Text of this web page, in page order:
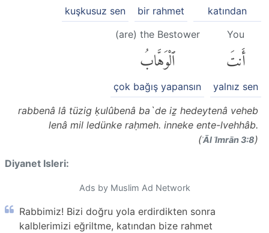
katından
bir rahmet
kuşkusuz sen
You
أَنتَ
yalnız sen
(are) the Bestower
ٱلْوَهَّابُ
çok bağış yapansın
rabbenâ lâ tüzig ḳulûbenâ ba`de iẕ hedeytenâ veheb
lenâ mil ledünke raḥmeh. inneke ente-lvehhâb.
(ʾĀl ʿImrān 3:8)
Diyanet Isleri:
Ads by Muslim Ad Network
Rabbimiz! Bizi doğru yola erdirdikten sonra
kalblerimizi eğriltme, katından bize rahmet